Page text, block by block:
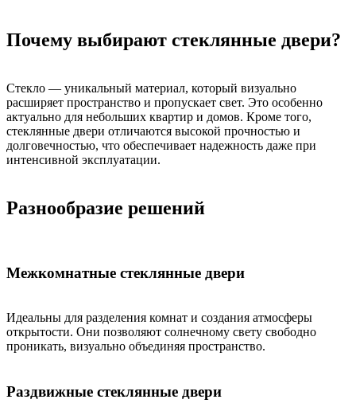
Почему выбирают стеклянные двери?
Стекло — уникальный материал, который визуально
расширяет пространство и пропускает свет. Это особенно
актуально для небольших квартир и домов. Кроме того,
стеклянные двери отличаются высокой прочностью и
долговечностью, что обеспечивает надежность даже при
интенсивной эксплуатации.
Разнообразие решений
Межкомнатные стеклянные двери
Идеальны для разделения комнат и создания атмосферы
открытости. Они позволяют солнечному свету свободно
проникать, визуально объединяя пространство.
Раздвижные стеклянные двери